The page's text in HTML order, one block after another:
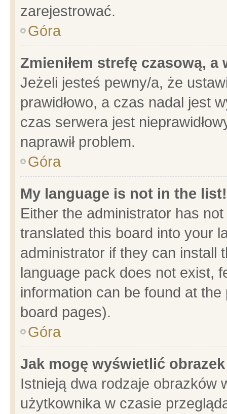
zarejestrować.
Góra
Zmieniłem strefę czasową,
Jeżeli jesteś pewny/a, że
prawidłowo, a czas nadal jest
czas serwera jest
naprawił problem.
Góra
My language is not in the list!
Either the administrator has
translated this board into your
administrator if they can install
language pack does not exist,
information can be found at
board pages).
Góra
Jak mogę wyświetlić
Istnieją dwa rodzaje obrazków
użytkownika w czasie